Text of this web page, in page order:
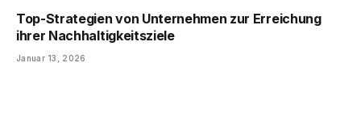
Top-Strategien von Unternehmen zur Erreichung
ihrer Nachhaltigkeitsziele
Januar 13, 2026